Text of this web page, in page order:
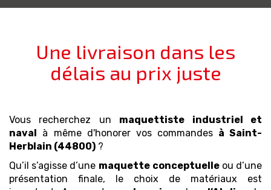
Une livraison dans les
délais au prix juste
Vous recherchez un maquettiste industriel et
naval
à même d'honorer vos commandes à Saint-
Herblain (44800) ?
Qu’il s’agisse d’une maquette conceptuelleou d’une
présentation finale, le choix de matériaux est